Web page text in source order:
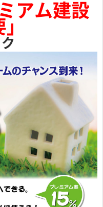
アム建設